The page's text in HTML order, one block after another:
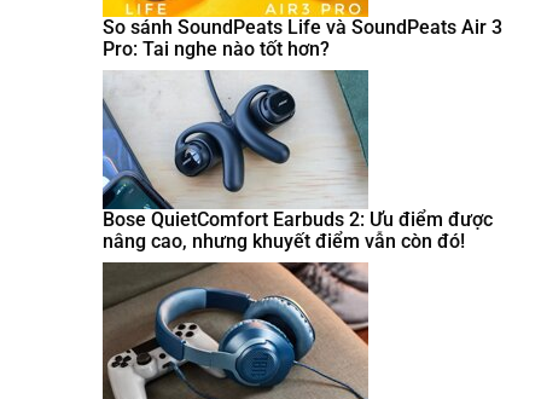
So sánh SoundPeats Life và SoundPeats Air 3
Pro: Tai nghe nào tốt hơn?
Bose QuietComfort Earbuds 2: Ưu điểm được
nâng cao, nhưng khuyết điểm vẫn còn đó!